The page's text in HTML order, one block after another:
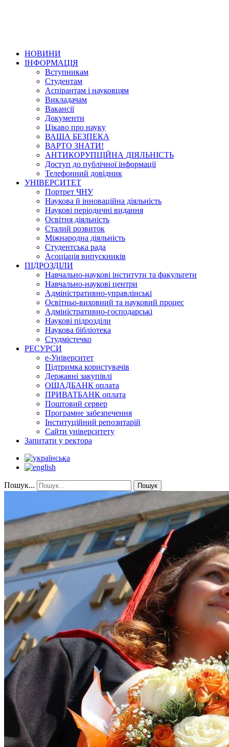
НОВИНИ
ІНФОРМАЦІЯ
Вступникам
Студентам
Аспірантам і науковцям
Викладачам
Вакансії
Документи
Цікаво про науку
ВАША БЕЗПЕКА
ВАРТО ЗНАТИ!
АНТИКОРУПЦІЙНА ДІЯЛЬНІСТЬ
Доступ до публічної інформації
Телефонний довідник
УНІВЕРСИТЕТ
Портрет ЧНУ
Наукова й інноваційна діяльність
Наукові періодичні видання
Освітня діяльність
Сталий розвиток
Міжнародна діяльність
Студентська рада
Асоціація випускників
ПІДРОЗДІЛИ
Навчально-наукові інститути та факультети
Навчально-наукові центри
Адміністративно-управлінські
Освітньо-виховний та науковий процес
Адміністративно-господарські
Наукові підрозділи
Наукова бібліотека
Студмістечко
РЕСУРСИ
е-Університет
Підтримка користувачів
Державні закупівлі
ОЩАДБАНК оплата
ПРИВАТБАНК оплата
Поштовий сервер
Програмне забезпечення
Інституційний репозитарій
Сайти університету
Запитати у ректора
Пошук... Пошук